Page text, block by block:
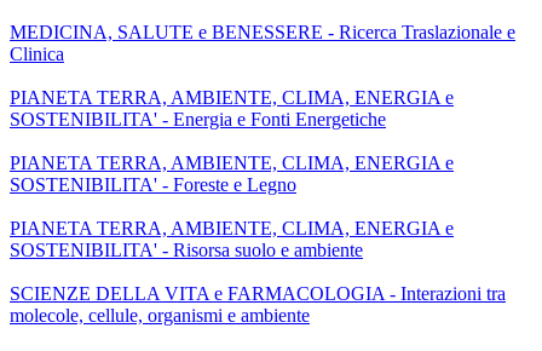
MEDICINA, SALUTE e BENESSERE - Ricerca Traslazionale e
Clinica
PIANETA TERRA, AMBIENTE, CLIMA, ENERGIA e
SOSTENIBILITA' - Energia e Fonti Energetiche
PIANETA TERRA, AMBIENTE, CLIMA, ENERGIA e
SOSTENIBILITA' - Foreste e Legno
PIANETA TERRA, AMBIENTE, CLIMA, ENERGIA e
SOSTENIBILITA' - Risorsa suolo e ambiente
SCIENZE DELLA VITA e FARMACOLOGIA - Interazioni tra
molecole, cellule, organismi e ambiente